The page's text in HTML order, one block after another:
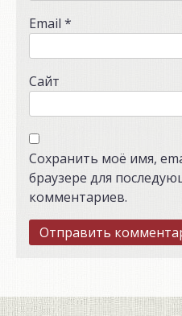
Email *
Сайт
Сохранить моё имя,
браузере для
комментариев.